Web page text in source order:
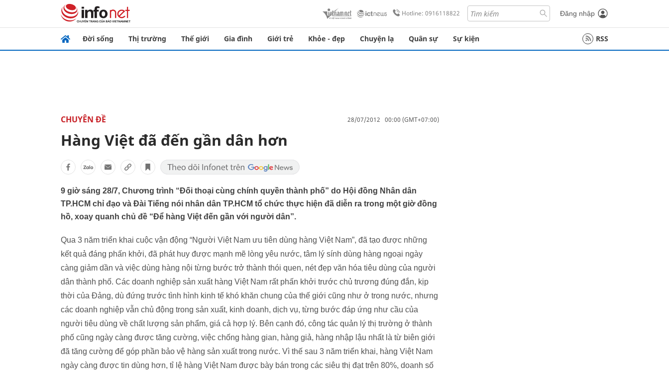
Hotline: 0916118822 Đăng nhập
Đời sống Thị trường Thế giới Gia đình Giới trẻ Khỏe - đẹp Chuyện lạ Quân sự Sự kiện RSS
CHUYÊN ĐỀ 28/07/2012 00:00 (GMT+07:00)
Hàng Việt đã đến gần dân hơn
9 giờ sáng 28/7, Chương trình “Đối thoại cùng chính quyền thành phố” do Hội đồng Nhân dân
TP.HCM chỉ đạo và Đài Tiếng nói nhân dân TP.HCM tổ chức thực hiện đã diễn ra trong một giờ đồng
hồ, xoay quanh chủ đề “Để hàng Việt đến gần với người dân”.
Qua 3 năm triển khai cuộc vận động “Người Việt Nam ưu tiên dùng hàng Việt Nam”, đã tạo được những
kết quả đáng phấn khởi, đã phát huy được mạnh mẽ lòng yêu nước, tâm lý sính dùng hàng ngoại ngày
càng giảm dần và việc dùng hàng nội từng bước trở thành thói quen, nét đẹp văn hóa tiêu dùng của người
dân thành phố. Các doanh nghiệp sản xuất hàng Việt Nam rất phấn khởi trước chủ trương đúng đắn, kịp
thời của Đảng, dù đứng trước tình hình kinh tế khó khăn chung của thế giới cũng như ở trong nước, nhưng
các doanh nghiệp vẫn chủ động trong sản xuất, kinh doanh, dịch vụ, từng bước đáp ứng như cầu của
người tiêu dùng về chất lượng sản phẩm, giá cả hợp lý. Bên cạnh đó, công tác quản lý thị trường ở thành
phố cũng ngày càng được tăng cường, việc chống hàng gian, hàng giả, hàng nhập lậu nhất là từ biên giới
đã tăng cường để góp phần bảo vệ hàng sản xuất trong nước. Vì thế sau 3 năm triển khai, hàng Việt Nam
ngày càng được tin dùng hơn, tỉ lệ hàng Việt Nam được bày bán trong các siêu thị đạt trên 80%, doanh số